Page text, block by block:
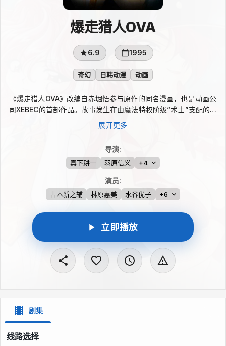
爆走猎人OVA
6.9 1995
奇幻 日韩动漫 动画
《爆走猎人OVA》改编自赤堀悟参与原作的同名漫画，也是动画公
司XEBEC的首部作品。故事发生在由魔法特权阶级“术士”支配的斯
普纳大陆，暗中惩治恶德术士的猎人们活跃各地。青年卡洛特与蒂
拉、巧克力姐妹等五人一路讨伐恶徒，却逐渐牵出潜藏在卡洛特体
展开更多
导演:
真下耕一 羽原信义 +4
演员:
古本新之辅 林原惠美 水谷优子 +6
立即播放
剧集
线路选择